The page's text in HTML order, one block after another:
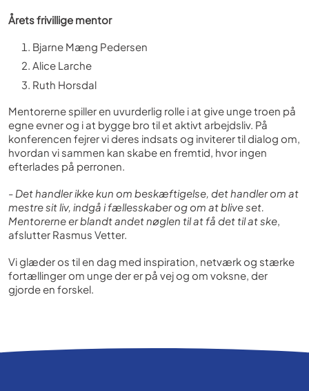
Årets frivillige mentor
Bjarne Mæng Pedersen
Alice Larche
Ruth Horsdal
Mentorerne spiller en uvurderlig rolle i at give unge troen på
egne evner og i at bygge bro til et aktivt arbejdsliv. På
konferencen fejrer vi deres indsats og inviterer til dialog om,
hvordan vi sammen kan skabe en fremtid, hvor ingen
efterlades på perronen.
- Det handler ikke kun om beskæftigelse, det handler om at
mestre sit liv, indgå i fællesskaber og om at blive set.
Mentorerne er blandt andet nøglen til at få det til at ske,
afslutter Rasmus Vetter.
Vi glæder os til en dag med inspiration, netværk og stærke
fortællinger om unge der er på vej og om voksne, der
gjorde en forskel.